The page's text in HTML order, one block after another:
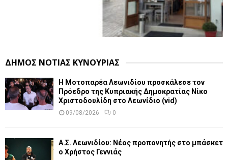
ΔΗΜΟΣ ΝΟΤΙΑΣ ΚΥΝΟΥΡΙΑΣ
Η Μοτοπαρέα Λεωνιδίου προσκάλεσε τον
Πρόεδρο της Κυπριακής Δημοκρατίας Νίκο
Χριστοδουλίδη στο Λεωνίδιο (vid)
09/08/2026 0
Α.Σ. Λεωνιδίου: Νέος προπονητής στο μπάσκετ
ο Χρήστος Γεννιάς